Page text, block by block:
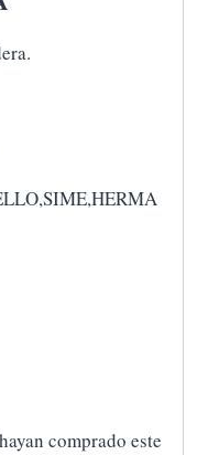
comprado este